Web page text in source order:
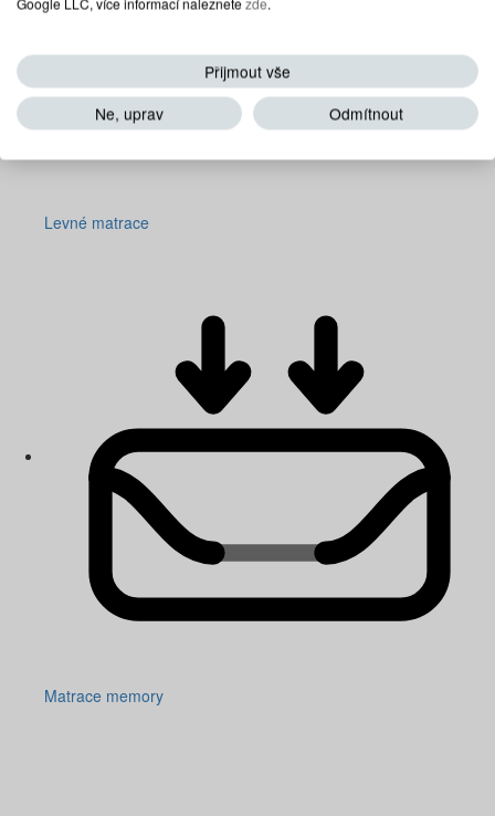
Levné matrace
Matrace memory
Přijmout vše
Ne, uprav
Odmítnout